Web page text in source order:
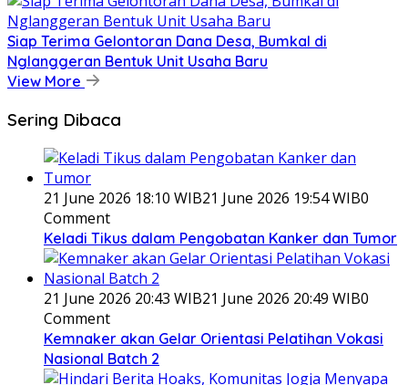
Siap Terima Gelontoran Dana Desa, Bumkal di
Nglanggeran Bentuk Unit Usaha Baru
View More
Sering Dibaca
21 June 2026 18:10 WIB21 June 2026 19:54 WIB0
Comment
Keladi Tikus dalam Pengobatan Kanker dan Tumor
21 June 2026 20:43 WIB21 June 2026 20:49 WIB0
Comment
Kemnaker akan Gelar Orientasi Pelatihan Vokasi
Nasional Batch 2